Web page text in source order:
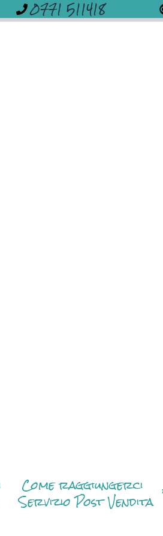
0771 511418
Come raggiungerci
Servizio Post Vendita